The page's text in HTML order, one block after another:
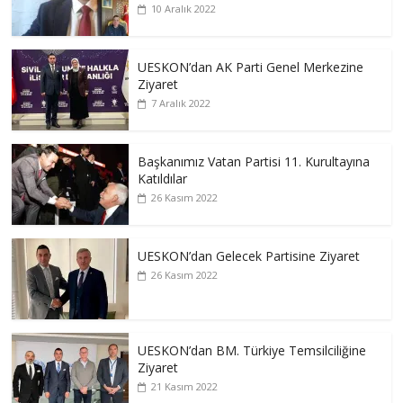
10 Aralık 2022
UESKON’dan AK Parti Genel Merkezine
Ziyaret
7 Aralık 2022
Başkanımız Vatan Partisi 11. Kurultayına
Katıldılar
26 Kasım 2022
UESKON’dan Gelecek Partisine Ziyaret
26 Kasım 2022
UESKON’dan BM. Türkiye Temsilciliğine
Ziyaret
21 Kasım 2022